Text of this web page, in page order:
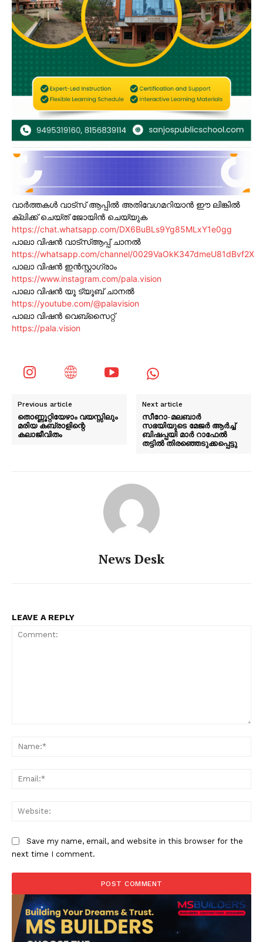
വാർത്തകൾ വാട്സ് ആപ്പിൽ അതിവേഗമറിയാൻ ഈ ലിങ്കിൽ
ക്ലിക്ക് ചെയ്ത് ജോയിൻ ചെയ്യുക
https://chat.whatsapp.com/DX6BuBLs9Yg85MLxY1e0gg
പാലാ വിഷൻ വാട്സ്ആപ്പ് ചാനൽ
https://whatsapp.com/channel/0029VaOkK347dmeU81dBvf2X
പാലാ വിഷൻ ഇൻസ്റ്റാഗ്രാം
https://www.instagram.com/pala.vision
പാലാ വിഷൻ യൂ ട്യൂബ് ചാനൽ
https://youtube.com/@palavision
പാലാ വിഷൻ വെബ്സൈറ്റ്
https://pala.vision
Previous article
തൊണ്ണൂറ്റിയേഴാം വയസ്സിലും
മരിയ കബ്രാളിന്റെ
കലാജീവിതം
Next article
സീറോ-മലബാർ
സഭയിയുടെ മേജർ ആർച്ച്
ബിഷപ്പയി മാർ റാഫേൽ
തട്ടിൽ തിരഞ്ഞെടുക്കപ്പെട്ടു
News Desk
LEAVE A REPLY
Save my name, email, and website in this browser for the
next time I comment.